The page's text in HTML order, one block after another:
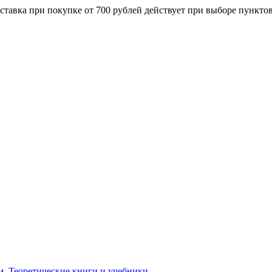
при покупке от 700 рублей действует при выборе